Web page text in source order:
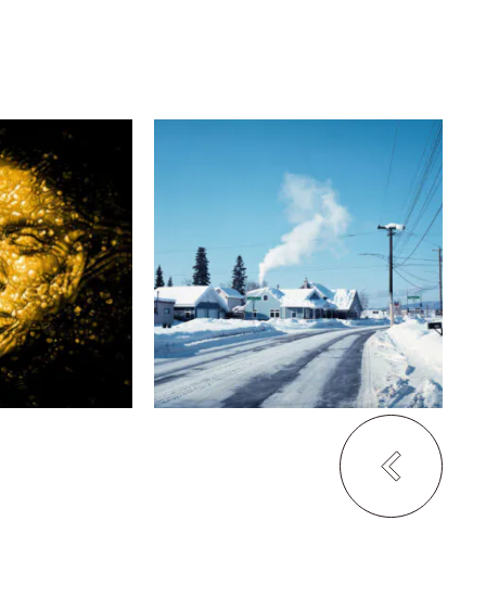
Leads -
art space
Till someone whispers
TORINOKI FURNITURE